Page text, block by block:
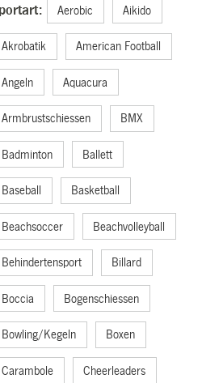
Aerobic Aikido
Akrobatik American Football
Angeln Aquacura
Armbrustschiessen BMX
Badminton Ballett
Baseball Basketball
Beachsoccer Beachvolleyball
Behindertensport Billard
Boccia Bogenschiessen
Bowling/Kegeln Boxen
Carambole Cheerleaders